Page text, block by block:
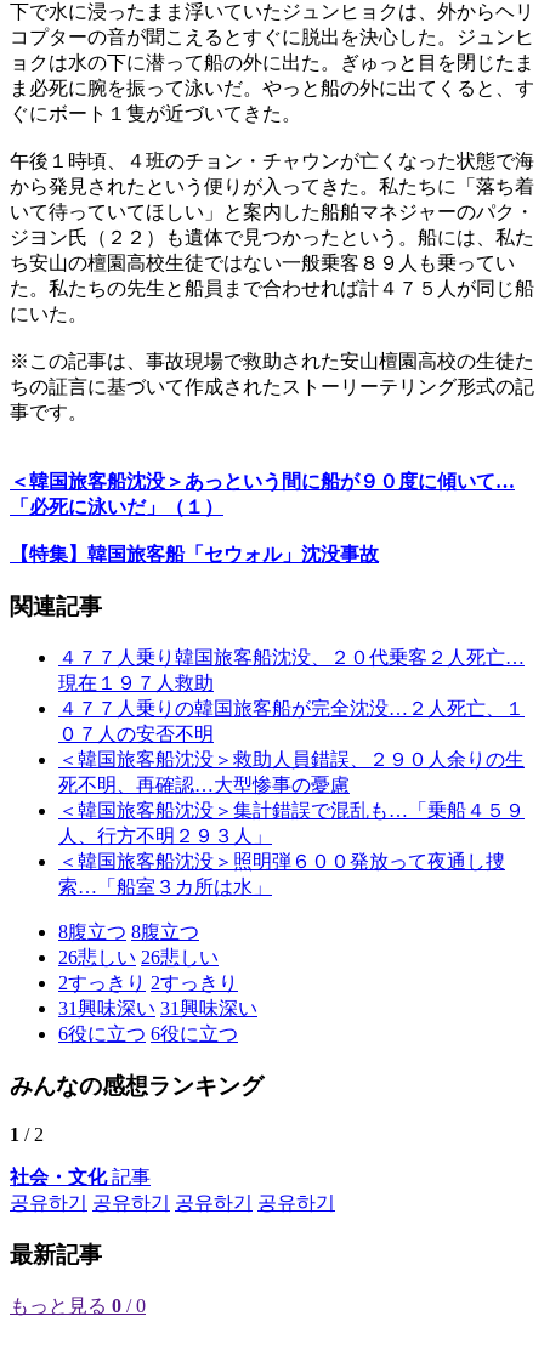
下で水に浸ったまま浮いていたジュンヒョクは、外からヘリ
コプターの音が聞こえるとすぐに脱出を決心した。ジュンヒ
ョクは水の下に潜って船の外に出た。ぎゅっと目を閉じたま
ま必死に腕を振って泳いだ。やっと船の外に出てくると、す
ぐにボート１隻が近づいてきた。
午後１時頃、４班のチョン・チャウンが亡くなった状態で海
から発見されたという便りが入ってきた。私たちに「落ち着
いて待っていてほしい」と案内した船舶マネジャーのパク・
ジヨン氏（２２）も遺体で見つかったという。船には、私た
ち安山の檀園高校生徒ではない一般乗客８９人も乗ってい
た。私たちの先生と船員まで合わせれば計４７５人が同じ船
にいた。
※この記事は、事故現場で救助された安山檀園高校の生徒た
ちの証言に基づいて作成されたストーリーテリング形式の記
事です。
＜韓国旅客船沈没＞あっという間に船が９０度に傾いて…
「必死に泳いだ」（１）
【特集】韓国旅客船「セウォル」沈没事故
関連記事
４７７人乗り韓国旅客船沈没、２０代乗客２人死亡…
現在１９７人救助
４７７人乗りの韓国旅客船が完全沈没…２人死亡、１
０７人の安否不明
＜韓国旅客船沈没＞救助人員錯誤、２９０人余りの生
死不明、再確認…大型惨事の憂慮
＜韓国旅客船沈没＞集計錯誤で混乱も…「乗船４５９
人、行方不明２９３人」
＜韓国旅客船沈没＞照明弾６００発放って夜通し捜
索…「船室３カ所は水」
8腹立つ 8腹立つ
26悲しい 26悲しい
2すっきり 2すっきり
31興味深い 31興味深い
6役に立つ 6役に立つ
みんなの感想ランキング
1 / 2
社会・文化記事
공유하기
공유하기 공유하기 공유하기
最新記事
もっと見る 0 / 0